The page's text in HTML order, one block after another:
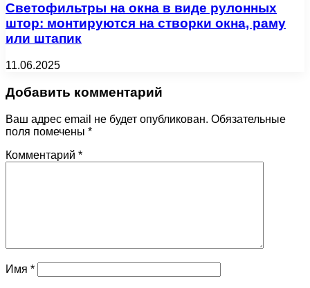
Светофильтры на окна в виде рулонных
штор: монтируются на створки окна, раму
или штапик
11.06.2025
Добавить комментарий
Ваш адрес email не будет опубликован. Обязательные
поля помечены *
Комментарий *
Имя *